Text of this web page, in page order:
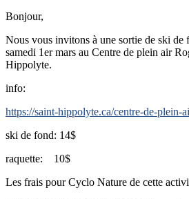
Bonjour,
Nous vous invitons à une sortie de ski de
samedi 1er mars au Centre de plein air
Hippolyte.
info:
https://saint-hippolyte.ca/centre-de-plein-
ski de fond: 14$
raquette: 10$
Les frais pour Cyclo Nature de cette